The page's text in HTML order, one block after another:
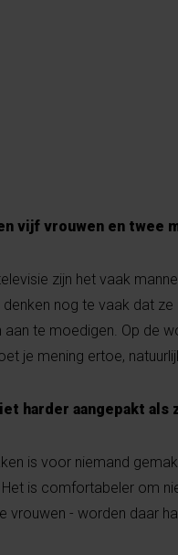
vijf vrouwen en twee
zijn het vaak
denken nog te vaak dat
aan te moedigen. Op de
je mening ertoe,
harder aangepakt als
is voor niemand
is comfortabeler om
vrouwen - worden daar